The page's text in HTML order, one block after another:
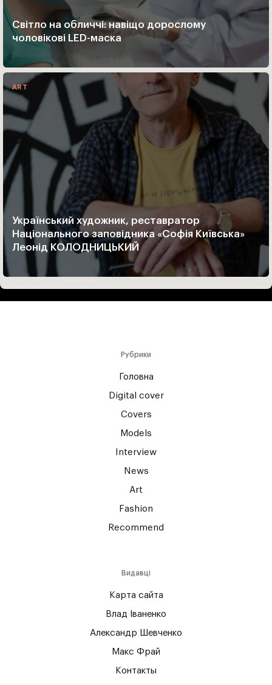
Світло на обличчі: навіщо дорослому
чоловікові LED-маска
ART
Український художник, реставратор
Національного заповідника «Софія Київська»
Леонід КОЛОДНИЦЬКИЙ
Рубрики
Головна
Digital cover
Covers
Models
Interview
News
Art
Fashion
Recommend
Видавці
Карта сайта
Влад Іваненко
Александр Шевченко
Макс Фрай
Контакты